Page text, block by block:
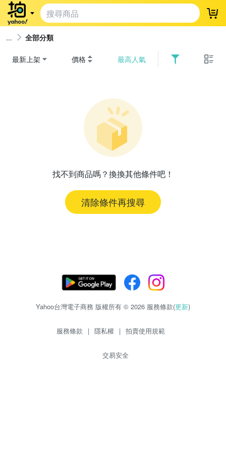
登
全部分類
最新上架 價格 最高人氣
找不到商品嗎？換換其他條件吧！
清除條件再搜尋
Yahoo台灣電子商務 版權所有 © 2026 服務條款(更新)
服務條款 | 隱私權 | 拍賣使用規範
交易安全